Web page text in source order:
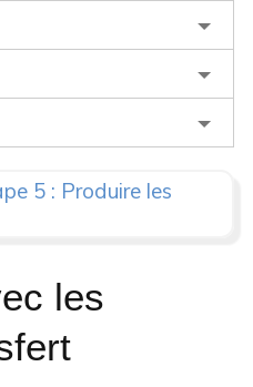
5 : Produire les
les